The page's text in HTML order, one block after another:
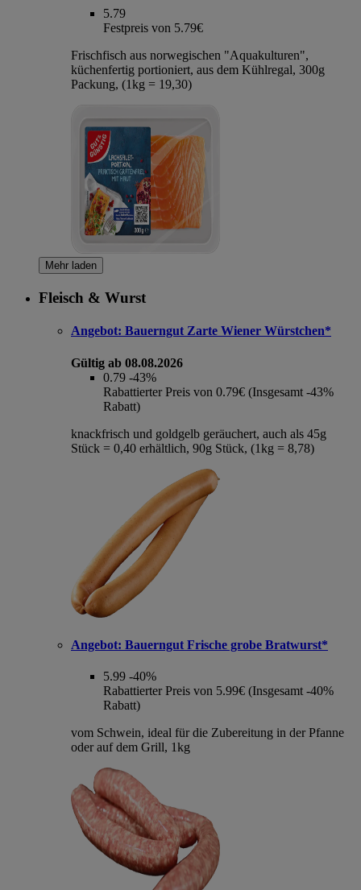
5.79
Festpreis von 5.79€
Frischfisch aus norwegischen "Aquakulturen",
küchenfertig portioniert, aus dem Kühlregal, 300g
Packung, (1kg = 19,30)
Mehr laden
Fleisch & Wurst
Angebot: Bauerngut Zarte Wiener Würstchen*
Gültig ab 08.08.2026
0.79 -43%
Rabattierter Preis von 0.79€ (Insgesamt -43%
Rabatt)
knackfrisch und goldgelb geräuchert, auch als 45g
Stück = 0,40 erhältlich, 90g Stück, (1kg = 8,78)
Angebot: Bauerngut Frische grobe Bratwurst*
5.99 -40%
Rabattierter Preis von 5.99€ (Insgesamt -40%
Rabatt)
vom Schwein, ideal für die Zubereitung in der Pfanne
oder auf dem Grill, 1kg